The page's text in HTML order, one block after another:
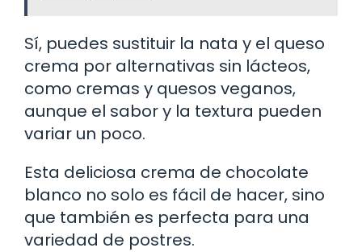
Sí, puedes sustituir la nata y el queso
crema por alternativas sin lácteos,
como cremas y quesos veganos,
aunque el sabor y la textura pueden
variar un poco.
Esta deliciosa crema de chocolate
blanco no solo es fácil de hacer, sino
que también es perfecta para una
variedad de postres.